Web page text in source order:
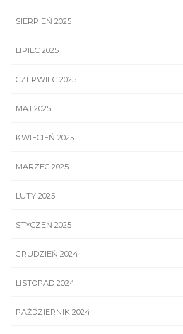
SIERPIEŃ 2025
LIPIEC 2025
CZERWIEC 2025
MAJ 2025
KWIECIEŃ 2025
MARZEC 2025
LUTY 2025
STYCZEŃ 2025
GRUDZIEŃ 2024
LISTOPAD 2024
PAŹDZIERNIK 2024